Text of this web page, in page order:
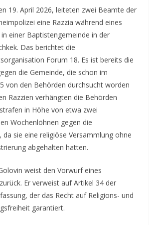
19. April 2026, leiteten zwei Beamte der
eine Razzia während eines
einer Baptistengemeinde in der
Das berichtet die
Forum 18. Es ist bereits die
die Gemeinde, die schon im
von den Behörden durchsucht worden
Razzien verhängten die Behörden
in Höhe von etwa zwei
Wochenlöhnen gegen die
da sie eine religiöse Versammlung ohne
abgehalten hatten.
weist den Vorwurf eines
Er verweist auf Artikel 34 der
der das Recht auf Religions- und
garantiert.